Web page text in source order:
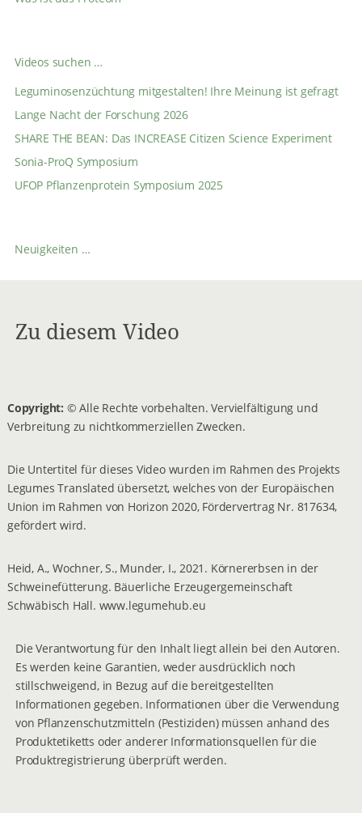
Videos suchen …
Leguminosenzüchtung mitgestalten! Ihre Meinung ist gefragt
Lange Nacht der Forschung 2026
SHARE THE BEAN: Das INCREASE Citizen Science Experiment
Sonia-ProQ Symposium
UFOP Pflanzenprotein Symposium 2025
Neuigkeiten …
Zu diesem Video
Copyright: © Alle Rechte vorbehalten. Vervielfältigung und
Verbreitung zu nichtkommerziellen Zwecken.
Die Untertitel für dieses Video wurden im Rahmen des Projekts
Legumes Translated übersetzt, welches von der Europäischen
Union im Rahmen von Horizon 2020, Fördervertrag Nr. 817634,
gefördert wird.
Heid, A., Wochner, S., Munder, I., 2021. Körnererbsen in der
Schweinefütterung. Bäuerliche Erzeugergemeinschaft
Schwäbisch Hall. www.legumehub.eu
Die Verantwortung für den Inhalt liegt allein bei den Autoren.
Es werden keine Garantien, weder ausdrücklich noch
stillschweigend, in Bezug auf die bereitgestellten
Informationen gegeben. Informationen über die Verwendung
von Pflanzenschutzmitteln (Pestiziden) müssen anhand des
Produktetiketts oder anderer Informationsquellen für die
Produktregistrierung überprüft werden.